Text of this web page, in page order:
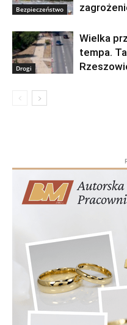
Bezpieczeństwo
Drogi
Wielka
tempa.